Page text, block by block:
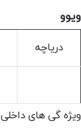
ویوو
دریاچه
ویژه گی های داخلی